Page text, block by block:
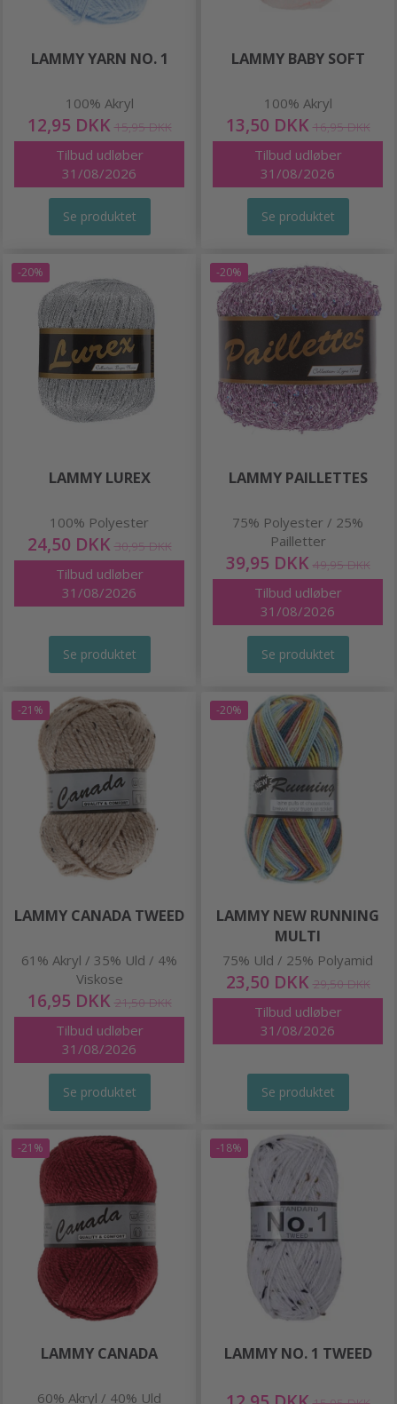
LAMMY YARN NO. 1
100% Akryl
12,95 DKK 15,95 DKK
Tilbud udløber
31/08/2026
Se produktet
LAMMY BABY SOFT
100% Akryl
13,50 DKK 16,95 DKK
Tilbud udløber
31/08/2026
Se produktet
-20%
LAMMY LUREX
100% Polyester
24,50 DKK 30,95 DKK
Tilbud udløber
31/08/2026
Se produktet
-20%
LAMMY PAILLETTES
75% Polyester / 25%
Pailletter
39,95 DKK 49,95 DKK
Tilbud udløber
31/08/2026
Se produktet
-21%
LAMMY CANADA TWEED
61% Akryl / 35% Uld / 4%
Viskose
16,95 DKK 21,50 DKK
Tilbud udløber
31/08/2026
Se produktet
-20%
LAMMY NEW RUNNING
MULTI
75% Uld / 25% Polyamid
23,50 DKK 29,50 DKK
Tilbud udløber
31/08/2026
Se produktet
-21%
LAMMY CANADA
60% Akryl / 40% Uld
-18%
LAMMY NO. 1 TWEED